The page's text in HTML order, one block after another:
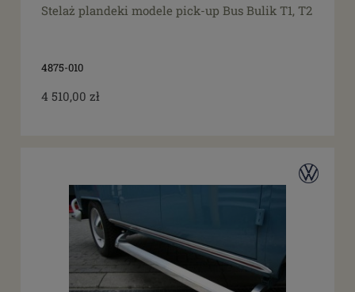
Stelaż plandeki modele pick-up Bus Bulik T1, T2
4875-010
4 510,00 zł